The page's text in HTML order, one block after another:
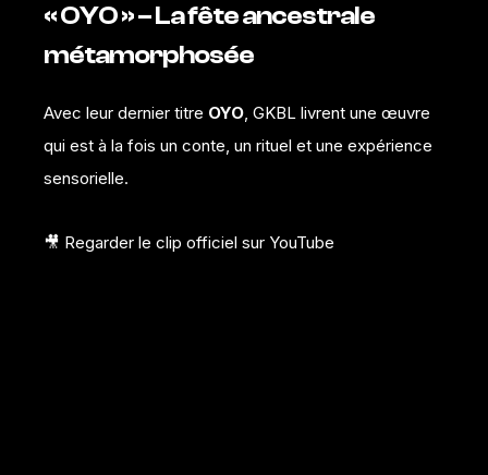
« OYO » – La fête ancestrale
métamorphosée
Avec leur dernier titre OYO, GKBL livrent une œuvre
qui est à la fois un conte, un rituel et une expérience
sensorielle.
🎥 Regarder le clip officiel sur YouTube